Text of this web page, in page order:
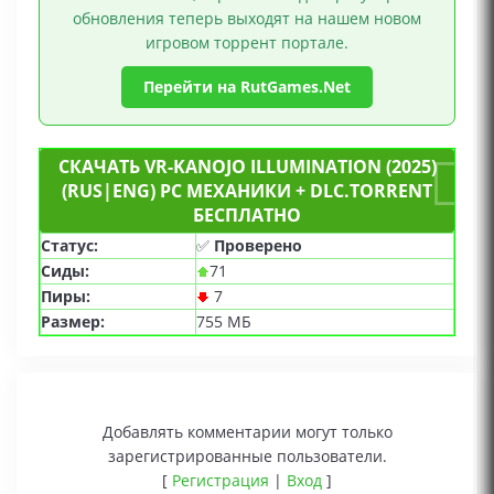
обновления теперь выходят на нашем новом
игровом торрент портале.
Перейти на RutGames.Net
СКАЧАТЬ VR-KANOJO ILLUMINATION (2025)
(RUS|ENG) PC МЕХАНИКИ + DLC.TORRENT
БЕСПЛАТНО
Статус: ✅ Проверено
Сиды:
71
Пиры:
7
Размер:
755 МБ
Добавлять комментарии могут только
зарегистрированные пользователи.
[ Регистрация | Вход ]